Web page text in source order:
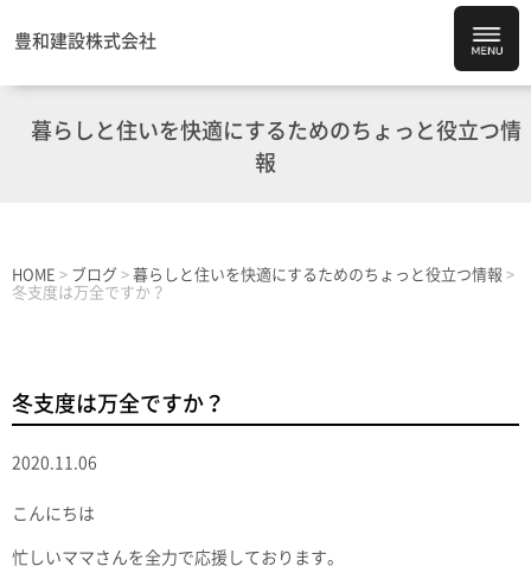
豊和建設株式会社
暮らしと住いを快適にするためのちょっと役立つ情
報
HOME > ブログ > 暮らしと住いを快適にするためのちょっと役立つ情報 >
冬支度は万全ですか？
冬支度は万全ですか？
2020.11.06
こんにちは
忙しいママさんを全力で応援しております。